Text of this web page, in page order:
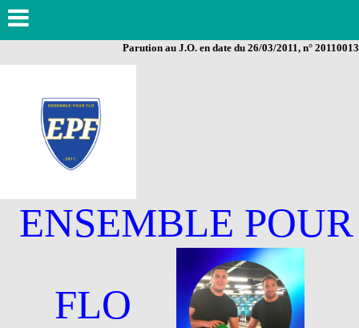
Parution au J.O. en date du 26/03/2011, n° 20110013
ENSEMBLE POUR
FLO